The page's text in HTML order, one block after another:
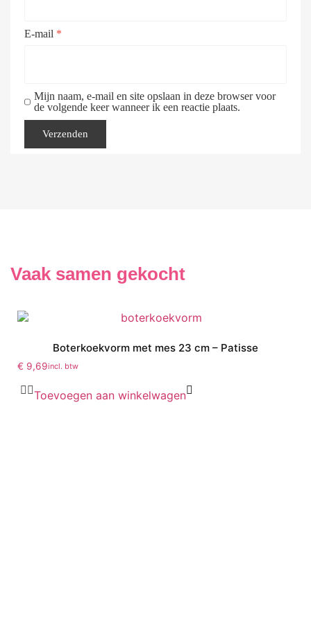
E-mail *
Mijn naam, e-mail en site opslaan in deze browser voor
de volgende keer wanneer ik een reactie plaats.
Vaak samen gekocht
Boterkoekvorm met mes 23 cm – Patisse
€ 9,69incl. btw
Toevoegen aan winkelwagen